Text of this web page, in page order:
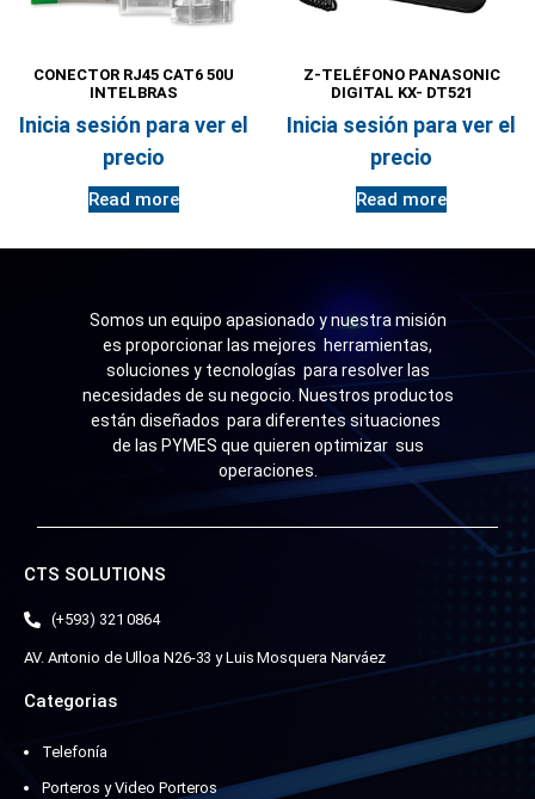
CONECTOR RJ45 CAT6 50U
INTELBRAS
Inicia sesión para ver el
precio
Read more
Z-TELÉFONO PANASONIC
DIGITAL KX- DT521
Inicia sesión para ver el
precio
Read more
Somos un equipo apasionado y nuestra misión
es proporcionar las mejores herramientas,
soluciones y tecnologías para resolver las
necesidades de su negocio. Nuestros productos
están diseñados para diferentes situaciones
de las PYMES que quieren optimizar sus
operaciones.
CTS SOLUTIONS
(+593) 321 0864
AV. Antonio de Ulloa N26-33 y Luis Mosquera Narváez
Categorias
Telefonía
Porteros y Video Porteros